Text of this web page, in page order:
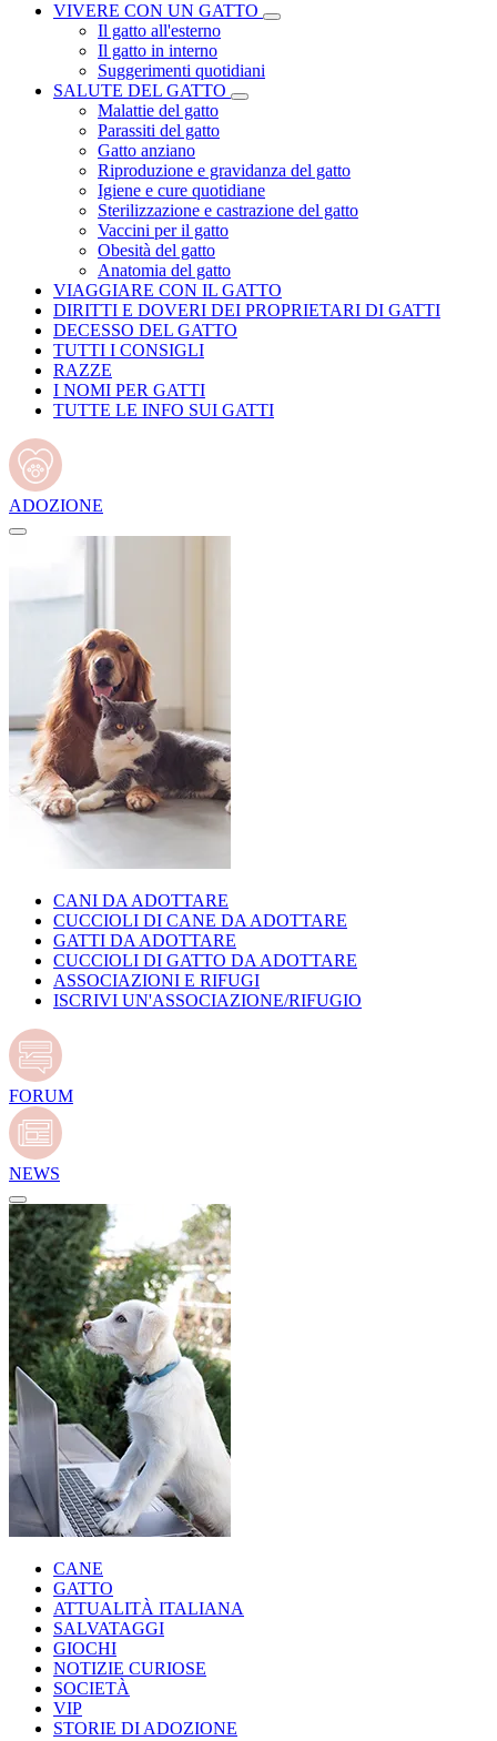
VIVERE CON UN GATTO
Il gatto all'esterno
Il gatto in interno
Suggerimenti quotidiani
SALUTE DEL GATTO
Malattie del gatto
Parassiti del gatto
Gatto anziano
Riproduzione e gravidanza del gatto
Igiene e cure quotidiane
Sterilizzazione e castrazione del gatto
Vaccini per il gatto
Obesità del gatto
Anatomia del gatto
VIAGGIARE CON IL GATTO
DIRITTI E DOVERI DEI PROPRIETARI DI GATTI
DECESSO DEL GATTO
TUTTI I CONSIGLI
RAZZE
I NOMI PER GATTI
TUTTE LE INFO SUI GATTI
ADOZIONE
CANI DA ADOTTARE
CUCCIOLI DI CANE DA ADOTTARE
GATTI DA ADOTTARE
CUCCIOLI DI GATTO DA ADOTTARE
ASSOCIAZIONI E RIFUGI
ISCRIVI UN'ASSOCIAZIONE/RIFUGIO
FORUM
NEWS
CANE
GATTO
ATTUALITÀ ITALIANA
SALVATAGGI
GIOCHI
NOTIZIE CURIOSE
SOCIETÀ
VIP
STORIE DI ADOZIONE